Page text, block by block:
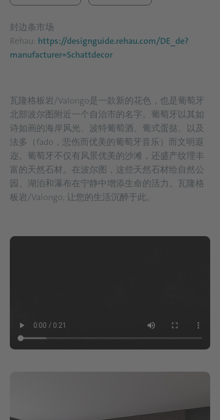
封边条市场
Rehau: https://designguide.rehau.com/DE_de?
manufacturer=Schattdecor
瓦隆格板岩/Valongo是一款新的花色，也是葡萄牙
北部波尔图附近一个自治市的名字。葡萄牙以其如
诗如画的海岸风光、波特葡萄酒、葡式蛋挞、以及
法多（fado，悲伤而优美的葡萄牙音乐）而文明遐
迩。葡萄牙不仅有风景优美的沙滩，还盛产纹理丰
富的天然石材。在波尔图，这些天然石材给自然公
园、湖泊和瀑布在宁静中增添生命的活力。瓦隆格
板岩/Valongo, 让您的生活沉醉于此。